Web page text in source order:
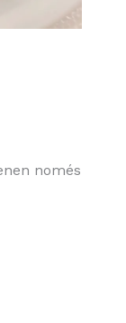
només